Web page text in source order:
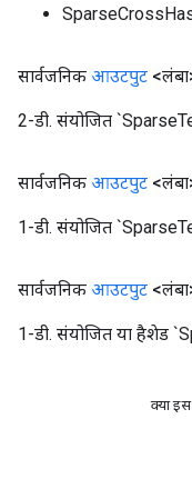
सार्वजनिक आउटपुट
2-डी. संयोजित
सार्वजनिक आउटपुट
1-डी. संयोजित
सार्वजनिक आउटपुट
1-डी. संयोजित या हैशेड
क्या